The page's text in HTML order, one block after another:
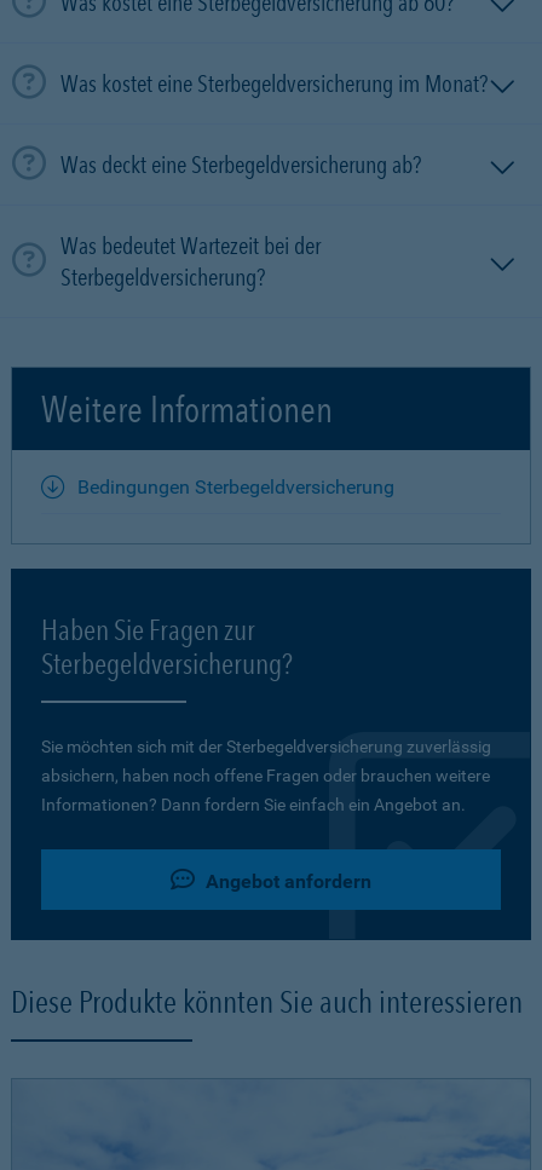
Was kostet eine Sterbegeldversicherung im Monat?
Was deckt eine Sterbegeldversicherung ab?
Was bedeutet Wartezeit bei der
Sterbegeldversicherung?
Weitere Informationen
Bedingungen Sterbegeldversicherung
Haben Sie Fragen zur
Sterbegeldversicherung?
Sie möchten sich mit der Sterbegeldversicherung zuverlässig
absichern, haben noch offene Fragen oder brauchen weitere
Informationen? Dann fordern Sie einfach ein Angebot an.
Angebot anfordern
Diese Produkte könnten Sie auch interessieren